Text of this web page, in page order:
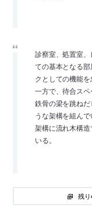
診察室、処置室
ての基本となる
クとしての機能を
一方で、待合ス
鉄骨の梁を跳ね
うな架構を組ん
架構に流れ木構
いる。
残り